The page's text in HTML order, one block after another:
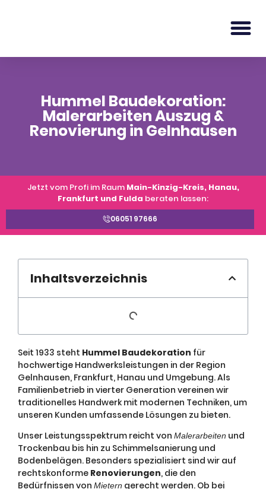
Hummel Baudekoration:
Malerarbeiten Auszug &
Renovierung in Gelnhausen
Jetzt vom Profi im Raum Main-Kinzig-Kreis, Hanau,
Frankfurt und Fulda beraten lassen:
06051 97666
Inhaltsverzeichnis
Seit 1933 steht Hummel Baudekoration für
hochwertige Handwerksleistungen in der Region
Gelnhausen, Frankfurt, Hanau und Umgebung. Als
Familienbetrieb in vierter Generation vereinen wir
traditionelles Handwerk mit modernen Techniken, um
unseren Kunden umfassende Lösungen zu bieten.
Unser Leistungsspektrum reicht von Malerarbeiten und
Trockenbau bis hin zu Schimmelsanierung und
Bodenbelägen. Besonders spezialisiert sind wir auf
rechtskonforme Renovierungen, die den
Bedürfnissen von Mietern gerecht werden. Ob bei